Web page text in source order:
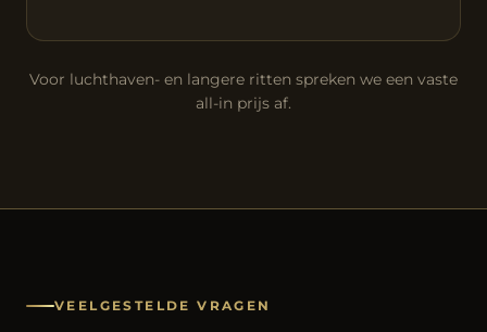
Voor luchthaven- en langere ritten spreken we een vaste
all-in prijs af.
VEELGESTELDE VRAGEN